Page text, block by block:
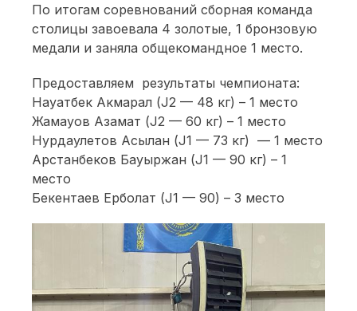
По итогам соревнований сборная команда
столицы завоевала 4 золотые, 1 бронзовую
медали и заняла общекомандное 1 место.
Предоставляем результаты чемпионата:
Науатбек Акмарал (J2 — 48 кг) – 1 место
Жамауов Азамат (J2 — 60 кг) – 1 место
Нурдаулетов Асылан (J1 — 73 кг) — 1 место
Арстанбеков Бауыржан (J1 — 90 кг) – 1
место
Бекентаев Ерболат (J1 — 90) – 3 место